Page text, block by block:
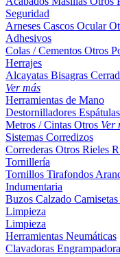
Seguridad
Arneses Cascos Ocular
Adhesivos
Colas / Cementos Otros
Herrajes
Alcayatas Bisagras
Ver más
Herramientas de Mano
Destornilladores
Metros / Cintas Otros Ver
Sistemas Corredizos
Correderas Otros Rieles
Tornillería
Tornillos Tirafondos
Indumentaria
Buzos Calzado Camisetas
Limpieza
Limpieza
Herramientas Neumáticas
Clavadoras Engrampadora